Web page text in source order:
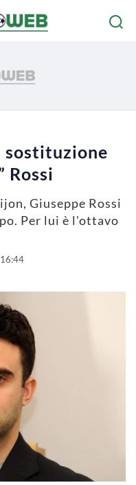
sostituzione
Rossi
Giuseppe Rossi
Per lui è l'ottavo